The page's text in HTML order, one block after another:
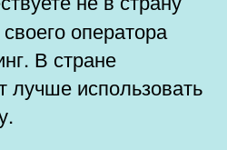
оператора
В стране